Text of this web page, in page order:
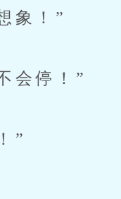
象！”
会停！”
”